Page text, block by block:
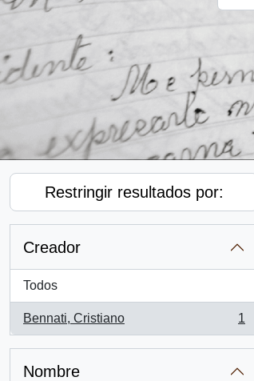
Restringir resultados por:
Creador
Todos
Bennati, Cristiano
, 1 resultados
1
Nombre